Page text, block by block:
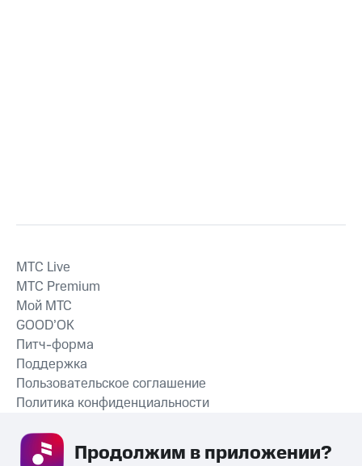
СКАЧАТЬ ПРИЛОЖЕНИЕ
MTС Live
MTС Premium
Мой МТС
GOOD’OK
Питч-форма
Поддержка
Пользовательское соглашение
Политика конфиденциальности